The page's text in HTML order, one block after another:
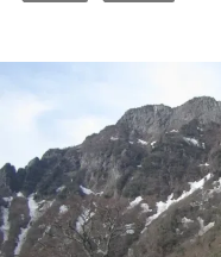
岳」
（平
滑
沢
コ